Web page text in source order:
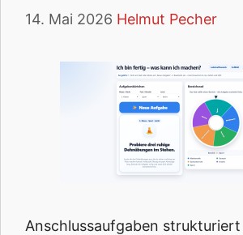
14. Mai 2026 Helmut Pecher
Anschlussaufgaben